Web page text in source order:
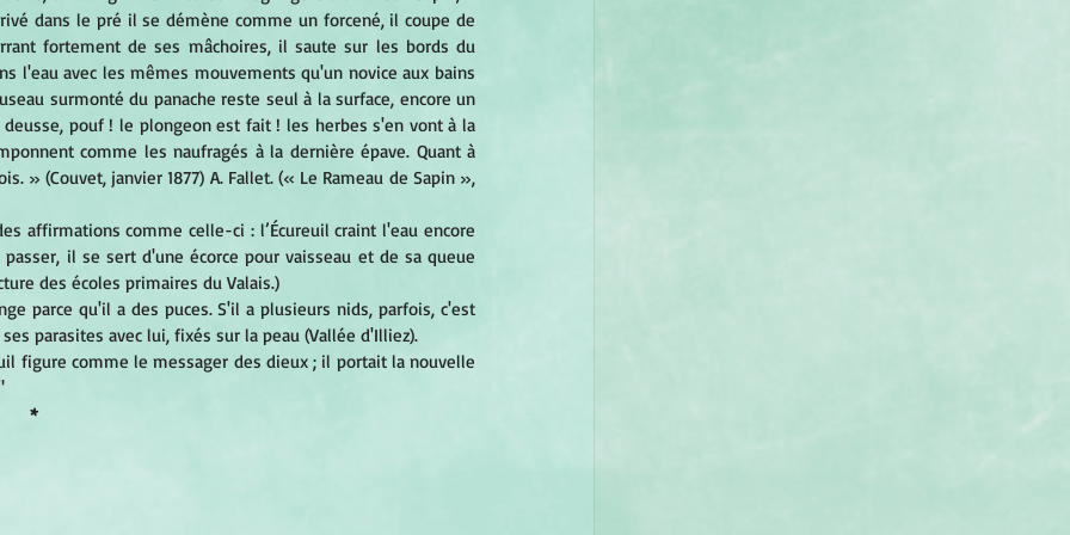
dans le pré il se démène comme un forcené, il coupe de
fortement de ses mâchoires, il saute sur les bords du
l'eau avec les mêmes mouvements qu'un novice aux bains
surmonté du panache reste seul à la surface, encore un
pouf ! le plongeon est fait ! les herbes s'en vont à la
comme les naufragés à la dernière épave. Quant à
» (Couvet, janvier 1877) A. Fallet. (« Le Rameau de Sapin »,
affirmations comme celle-ci : l’Écureuil craint l'eau encore
il se sert d'une écorce pour vaisseau et de sa queue
des écoles primaires du Valais.)
parce qu'il a des puces. S'il a plusieurs nids, parfois, c'est
parasites avec lui, fixés sur la peau (Vallée d'Illiez).
figure comme le messager des dieux ; il portait la nouvelle
*